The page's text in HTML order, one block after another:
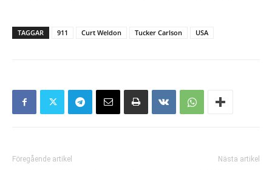
TAGGAR 911 Curt Weldon Tucker Carlson USA
Föregående artikel Nästa artikel